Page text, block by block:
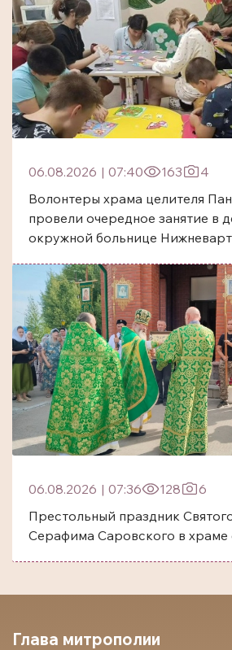
06.08.2026 | 07:40 163
4
Волонтеры храма целителя
провели очередное занятие в
окружной больнице
06.08.2026 | 07:36 128
6
Престольный праздник
Серафима Саровского в храме
Глава митрополии